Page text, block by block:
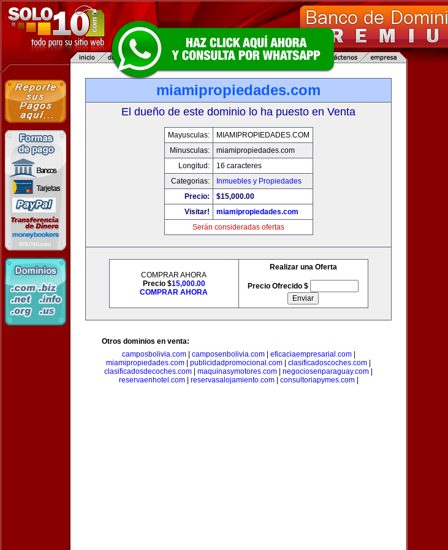
miamipropiedades.com
El dueño de este dominio lo ha puesto en Venta
Mayusculas:
MIAMIPROPIEDADES.COM
Minusculas:
miamipropiedades.com
Longitud:
16 caracteres
Categorias:
Inmuebles y Propiedades
Precio:
$15,000.00
Visitar!
miamipropiedades.com
Serán consideradas ofertas
COMPRAR AHORA
Precio $15,000.00
COMPRAR AHORA
Realizar una Oferta
Precio Ofrecido $
Otros dominios en venta:
camposbolivia.com| camposenbolivia.com| eficaciaempresarial.com|
miamipropiedades.com
publicidadpromocional.com clasificadoscoches.com
clasificadosdecoches.com
maquinasymotores.com negociosenparaguay.com
reservaenhotel.com| reservasalojamiento.com| consultoriapymes.com|